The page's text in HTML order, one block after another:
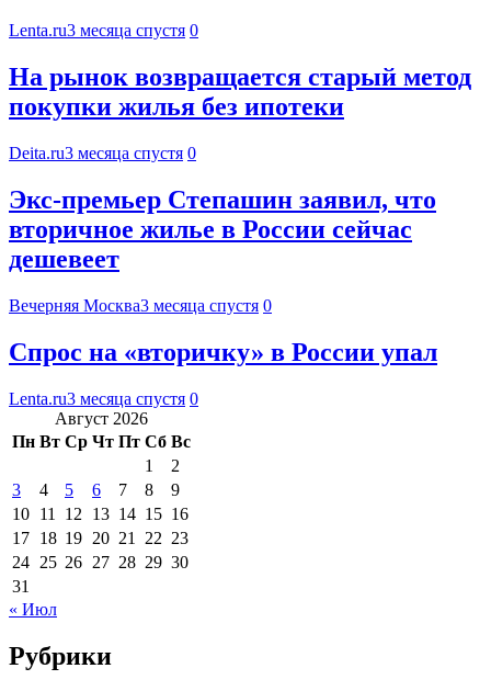
Lenta.ru3 месяца спустя 0
На рынок возвращается старый метод
покупки жилья без ипотеки
Deita.ru3 месяца спустя 0
Экс-премьер Степашин заявил, что
вторичное жилье в России сейчас
дешевеет
Вечерняя Москва3 месяца спустя 0
Спрос на «вторичку» в России упал
Lenta.ru3 месяца спустя 0
Август 2026
Пн Вт Ср Чт Пт Сб Вс
1
2
3
4 5 6 7 8
9
10 11 12 13 14 15 16
17 18 19 20 21 22 23
24 25 26 27 28 29 30
31
« Июл
Рубрики